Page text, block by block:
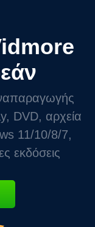
DVD, αρχεία
11/10/8/7,
εκδόσεις